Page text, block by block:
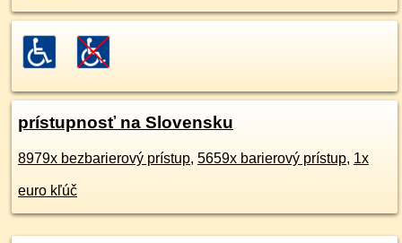
prístupnosť na Slovensku
8979x bezbarierový prístup, 5659x barierový prístup, 1x
euro kľúč